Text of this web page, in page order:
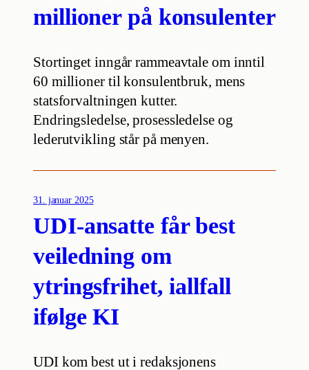
millioner på konsulenter
Stortinget inngår rammeavtale om inntil
60 millioner til konsulentbruk, mens
statsforvaltningen kutter.
Endringsledelse, prosessledelse og
lederutvikling står på menyen.
31. januar 2025
UDI-ansatte får best
veiledning om
ytringsfrihet, iallfall
ifølge KI
UDI kom best ut i redaksjonens